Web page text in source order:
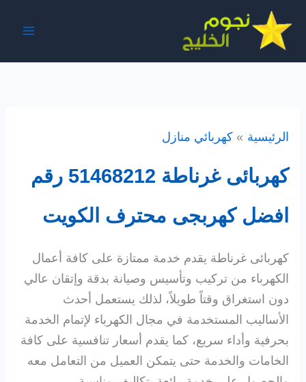
المحتوى
الرئيسية كهربائي منازل
كهربائى غرناطة 51468212 رقم
افضل كهربجى محترف الكويت
كهربائى غرناطة يقدم خدمة ممتازة على كافة أعمال
الكهرباء من تركيب وتأسيس وصيانة بدقة وإتقان عالي
دون استغراق وقتاً طويلاً، لذلك يستعمل أحدث
الأساليب المستخدمة في مجال الكهرباء لإتمام الخدمة
بحرفية وأداء سريع، كما يقدم أسعار تنافسية على كافة
الخامات والخدمة حتى يتمكن العميل من التعامل معه